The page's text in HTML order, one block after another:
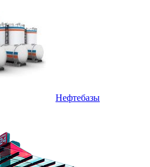
Нефтебазы